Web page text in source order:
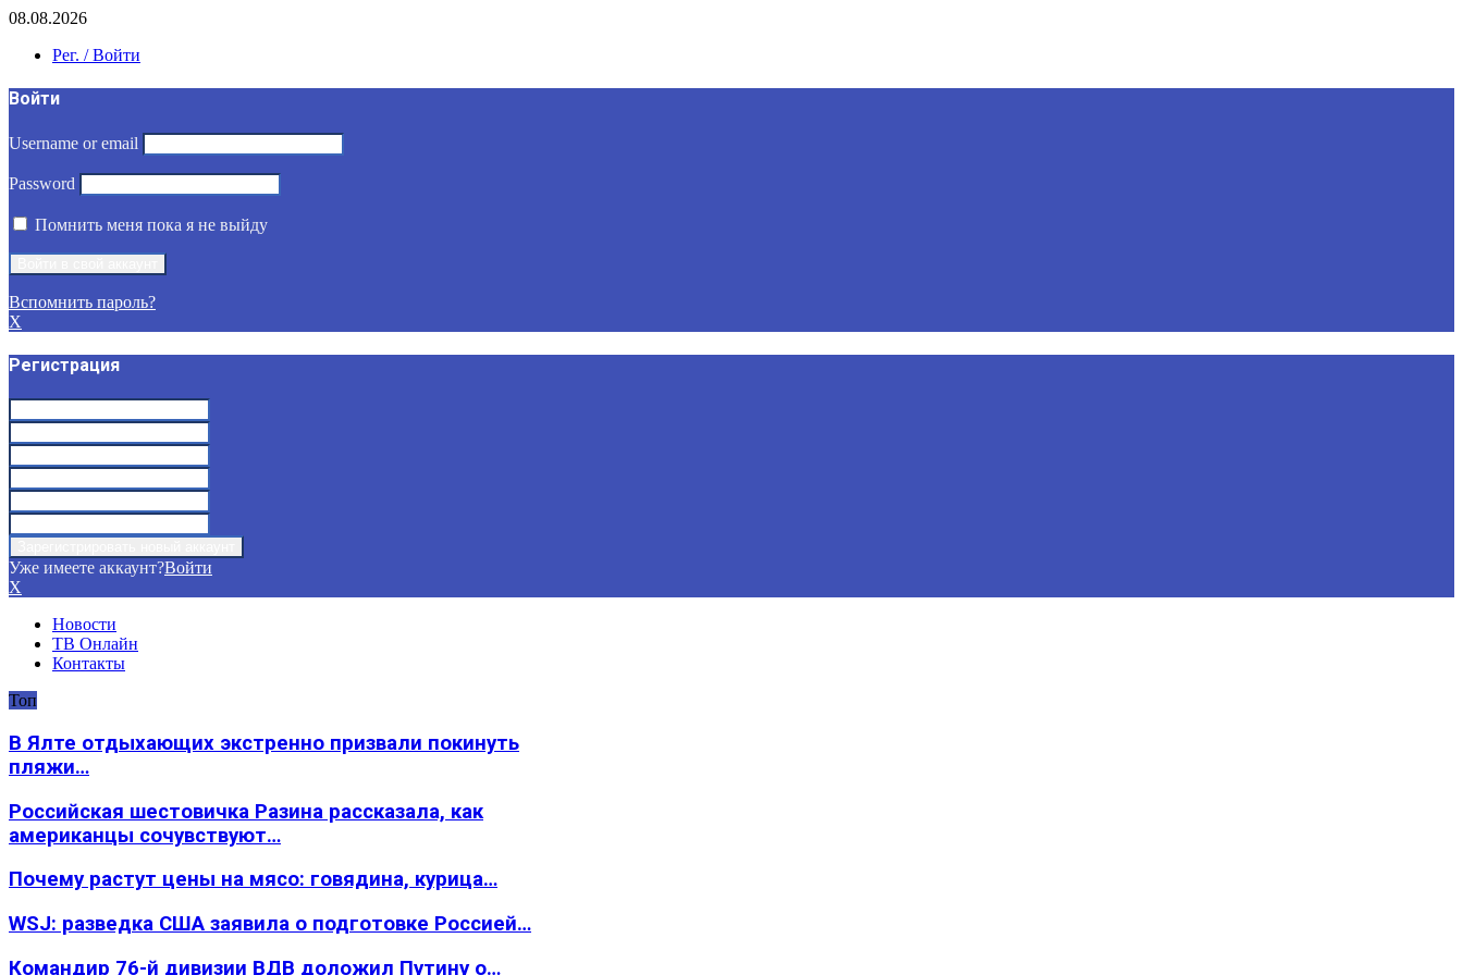
08.08.2026
Рег. / Войти
Войти
Username or email
Password
Помнить меня пока я не выйду
Вспомнить пароль?
X
Регистрация
Уже имеете аккаунт?Войти
X
Новости
ТВ Онлайн
Контакты
Топ
В Ялте отдыхающих экстренно призвали покинуть
пляжи…
Российская шестовичка Разина рассказала, как
американцы сочувствуют…
Почему растут цены на мясо: говядина, курица…
WSJ: разведка США заявила о подготовке Россией…
Командир 76-й дивизии ВДВ доложил Путину о…